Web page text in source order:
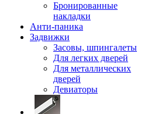
Бронированные
накладки
Анти-паника
Задвижки
Засовы, шпингалеты
Для легких дверей
Для металлических
дверей
Девиаторы